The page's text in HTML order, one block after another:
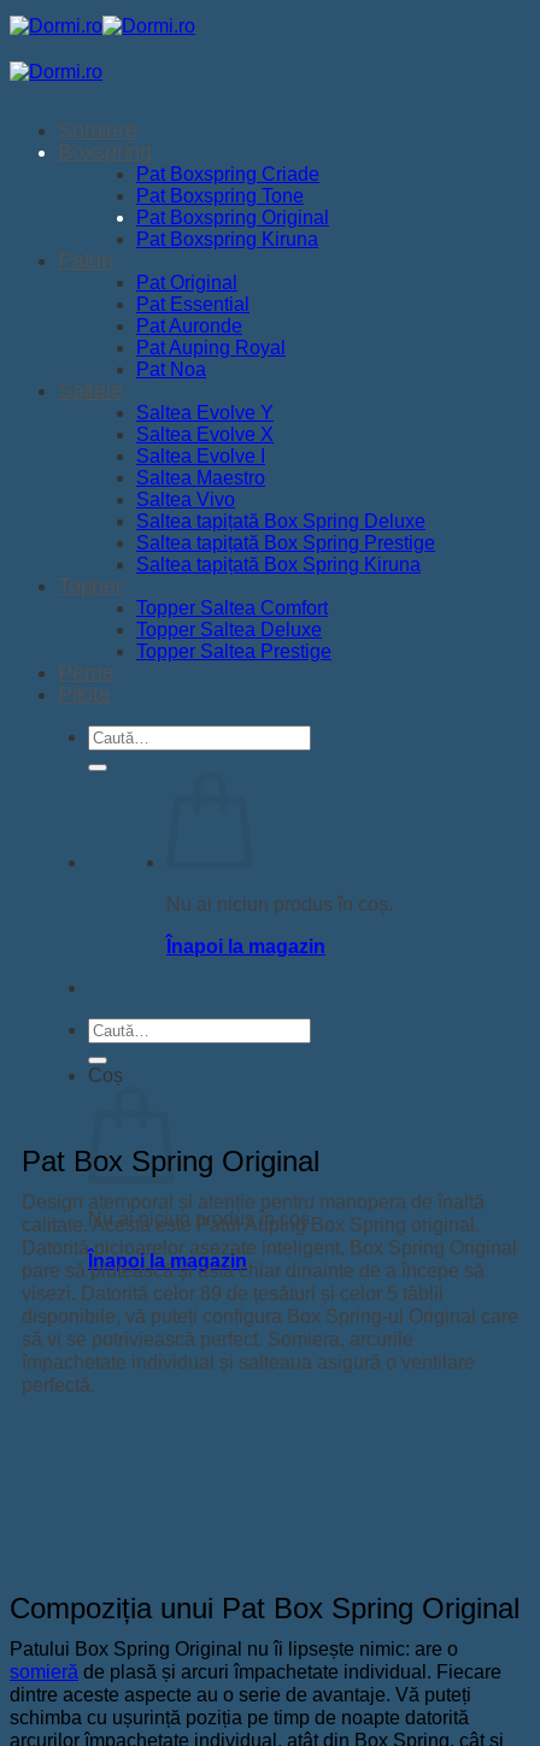
Skip
to
content
Somiere
Boxspring
Pat Boxspring Criade
Pat Boxspring Tone
Pat Boxspring Original
Pat Boxspring Kiruna
Paturi
Pat Original
Pat Essential
Pat Auronde
Pat Auping Royal
Pat Noa
Saltele
Saltea Evolve Y
Saltea Evolve X
Saltea Evolve I
Saltea Maestro
Saltea Vivo
Saltea tapițată Box Spring Deluxe
Saltea tapițată Box Spring Prestige
Saltea tapițată Box Spring Kiruna
Topper
Topper Saltea Comfort
Topper Saltea Deluxe
Topper Saltea Prestige
Perne
Pilote
Caută
după:
Nu ai niciun produs în coș.
Înapoi la magazin
Caută
după:
Coș
Nu ai niciun produs în coș.
Înapoi la magazin
Pat Box Spring Original
Design atemporal și atenție pentru manopera de înaltă
calitate. Acesta este Patul Auping Box Spring original.
Datorită picioarelor așezate inteligent, Box Spring Original
pare să plutească și asta chiar dinainte de a începe să
visezi. Datorită celor 89 de țesături și celor 5 tăblii
disponibile, vă puteți configura Box Spring-ul Original care
să vi se potriviească perfect. Somiera, arcurile
împachetate individual și salteaua asigură o ventilare
perfectă.
Compoziția unui Pat Box Spring Original
Patului Box Spring Original nu îi lipsește nimic: are o
somieră de plasă și arcuri împachetate individual. Fiecare
dintre aceste aspecte au o serie de avantaje. Vă puteți
schimba cu ușurință poziția pe timp de noapte datorită
arcurilor împachetate individual, atât din ​​Box Spring, cât și